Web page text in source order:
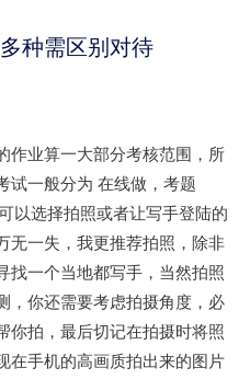
种需区别对待
作业算一大部分考核范围，所
试一般分为 在线做，考题
以选择拍照或者让写手登陆的
无一失，我更推荐拍照，除非
找一个当地都写手，当然拍照
，你还需要考虑拍摄角度，必
你拍，最后切记在拍摄时将照
在手机的高画质拍出来的图片